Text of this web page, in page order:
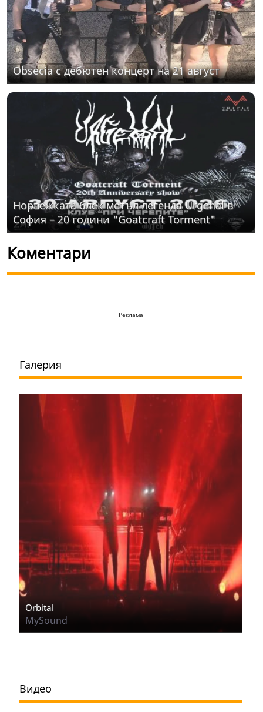
Obsecia с дебютен концерт на 21 август
Норвежката блек метъл легенда Urgehal в
София – 20 години "Goatcraft Torment"
Коментари
Реклама
Галерия
Orbital
MySound
Видео